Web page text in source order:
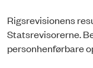
Rigsrevisionens
Statsrevisorerne.
personhenførbare